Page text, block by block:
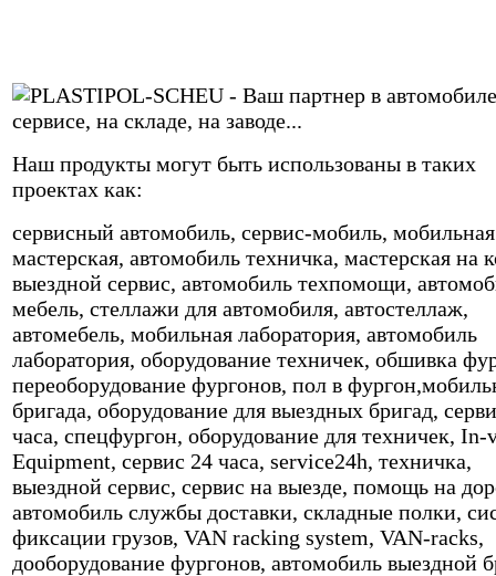
Наш продукты могут быть использованы в таких
проектах как:
сервисный автомобиль, сервис-мобиль, мобильная
мастерская, автомобиль техничка, мастерская на
выездной сервис, автомобиль техпомощи,
мебель, стеллажи для автомобиля, автостеллаж,
автомебель, мобильная лаборатория, автомобиль
лаборатория, оборудование техничек, обшивка
переоборудование фургонов, пол в
бригада, оборудование для выездных бригад,
часа, спецфургон, оборудование для техничек, In-
Equipment, сервис 24 часа, service24h, техничка,
выездной сервис, сервис на выезде, помощь на
автомобиль службы доставки, складные полки,
фиксации грузов, VAN racking system, VAN-racks,
дооборудование фургонов, автомобиль выездной